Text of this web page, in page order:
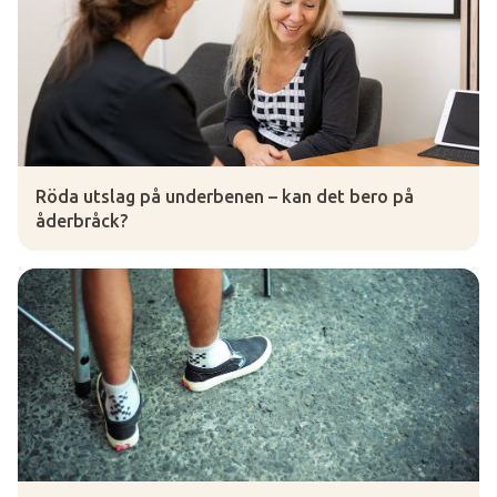
Röda utslag på underbenen – kan det bero på
åderbråck?